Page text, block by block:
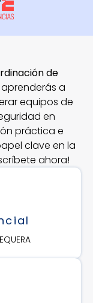
de
aprenderás a
equipos de
en
práctica e
clave en la
ahora!